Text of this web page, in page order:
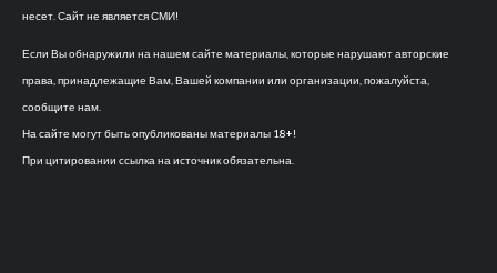
несет. Сайт не является СМИ!
Если Вы обнаружили на нашем сайте материалы, которые нарушают авторские
права, принадлежащие Вам, Вашей компании или организации, пожалуйста,
сообщите нам.
На сайте могут быть опубликованы материалы 18+!
При цитировании ссылка на источник обязательна.